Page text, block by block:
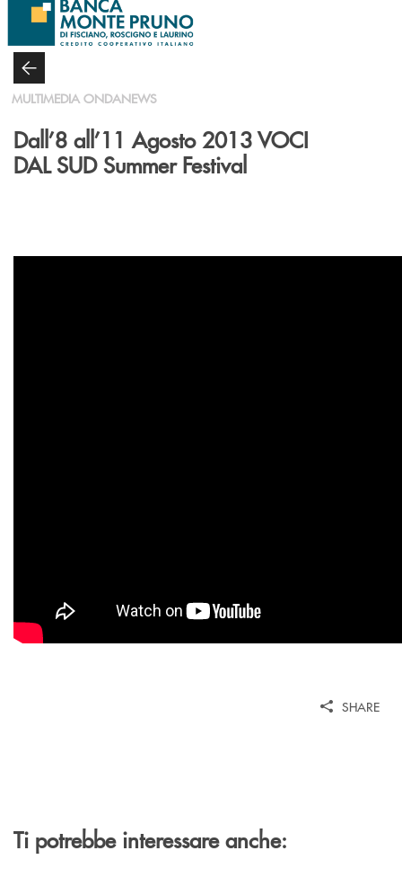
Salta al contenuto principale
MULTIMEDIA ONDANEWS
Dall’8 all’11 Agosto 2013 VOCI
DAL SUD Summer Festival
SHARE
Ti potrebbe interessare anche: